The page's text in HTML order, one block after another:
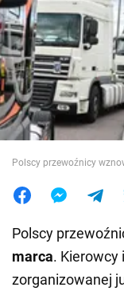
Społeczeństwo
Wojna na
Świat
Jedzenie
Polscy przewoźnicy
Polscy
marca. Kierowcy
zorganizowanej